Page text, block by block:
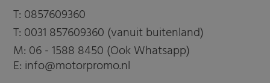
T: 0857609360
T: 0031 857609360 (vanuit buitenland)
M: 06 - 1588 8450 (Ook Whatsapp)
E: info@motorpromo.nl